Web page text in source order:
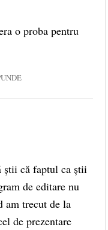
o proba pentru
știi că faptul ca știi
de editare nu
am trecut de la
de prezentare